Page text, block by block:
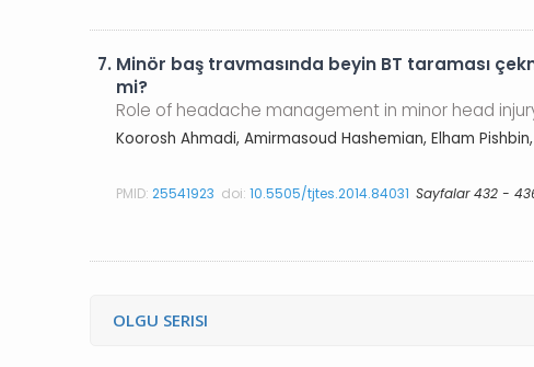
7. Minör baş travmasında beyin BT taraması
mi?
Role of headache management in minor head
Koorosh Ahmadi, Amirmasoud Hashemian, Elham
PMID:25541923 doi:10.5505/tjtes.2014.84031 Sayfalar 432 -
OLGU SERISI